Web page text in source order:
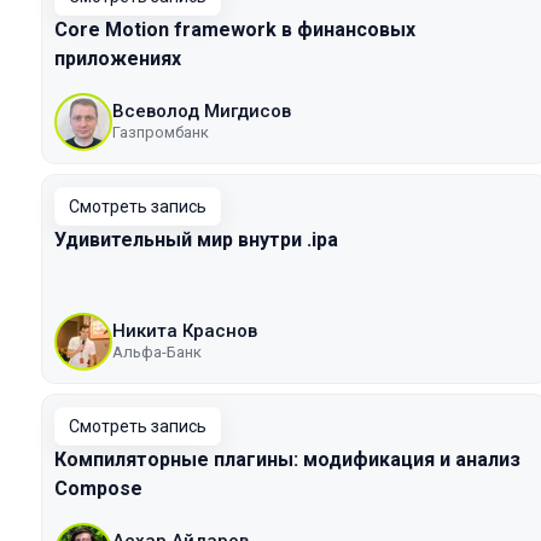
Core Motion framework в финансовых
приложениях
Всеволод Мигдисов
Газпромбанк
Смотреть запись
Удивительный мир внутри .ipa
Никита Краснов
Альфа-Банк
Смотреть запись
Компиляторные плагины: модификация и анализ
Сompose